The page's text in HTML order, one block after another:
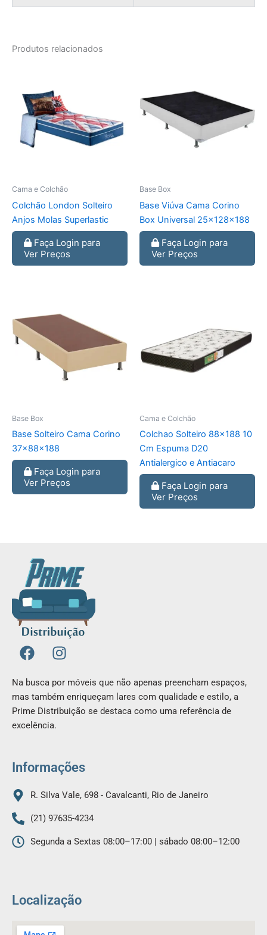
Produtos relacionados
Cama e Colchão
Colchão London Solteiro
Anjos Molas Superlastic
Faça Login para
Ver Preços
Base Box
Base Viúva Cama Corino
Box Universal 25x128x188
Faça Login para
Ver Preços
Base Box
Base Solteiro Cama Corino
37x88x188
Faça Login para
Ver Preços
Cama e Colchão
Colchao Solteiro 88×188 10
Cm Espuma D20
Antialergico e Antiacaro
Faça Login para
Ver Preços
F
a
c
e
b
o
o
I
n
t
a
g
m
Na busca por móveis que não apenas preencham espaços,
mas também enriqueçam lares com qualidade e estilo, a
Prime Distribuição se destaca como uma referência de
excelência.
Informações
R. Silva Vale, 698 - Cavalcanti, Rio de Janeiro
(21) 97635-4234
Segunda a Sextas 08:00–17:00 | sábado 08:00–12:00
Localização